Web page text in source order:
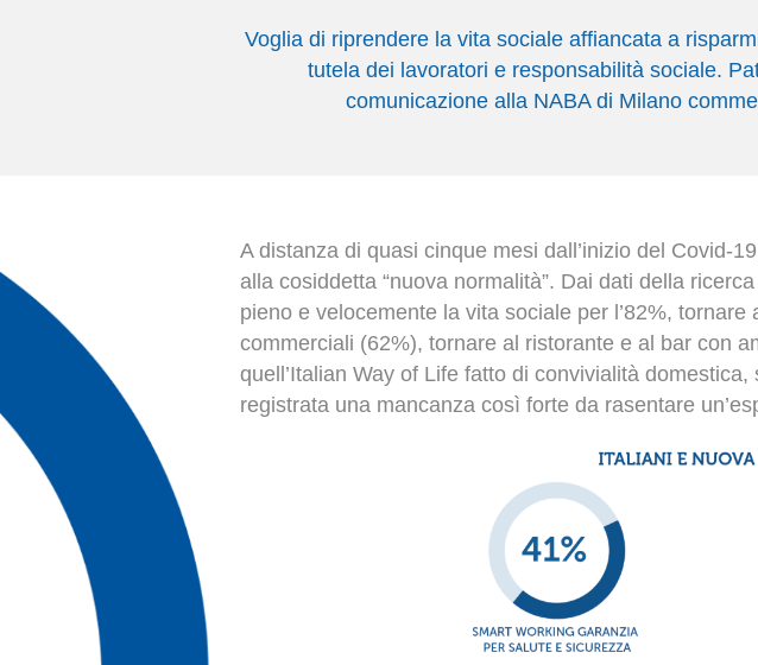
Voglia di riprendere la vita sociale affiancata a
tutela dei lavoratori e responsabilità sociale.
comunicazione alla NABA di Milano
A distanza di quasi cinque mesi dall’inizio del Covid-
alla cosiddetta “nuova normalità”. Dai dati della
pieno e velocemente la vita sociale per l’82%,
commerciali (62%), tornare al ristorante e al bar con
quell’Italian Way of Life fatto di convivialità
registrata una mancanza così forte da rasentare